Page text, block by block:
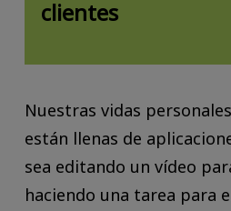
clientes
Nuestras vidas
están llenas de
sea editando un vídeo
haciendo una tarea para